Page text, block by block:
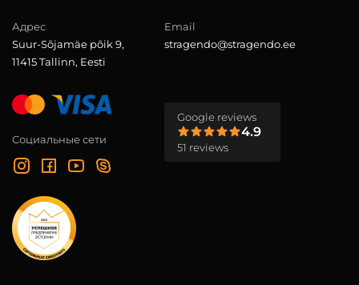
Адрес
Suur-Sõjamäe põik 9,
11415 Tallinn, Eesti
Email
stragendo@stragendo.ee
Социальные сети
Google reviews
4.9
51 reviews